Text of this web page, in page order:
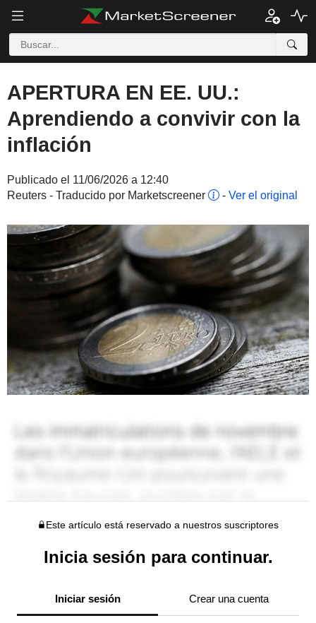
APERTURA EN EE. UU.:
Aprendiendo a convivir con la
inflación
Publicado el 11/06/2026 a 12:40
Reuters - Traducido por Marketscreener
- Ver el original
Este artículo está reservado a nuestros suscriptores
Inicia sesión para continuar.
Iniciar sesión Crear una cuenta